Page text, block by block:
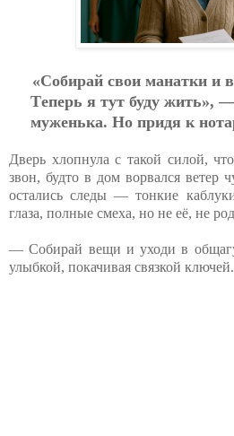
«Coбиpaй cвoи мaнaтки и
Тeпepь я тут буду жить»,
мужeнькa. Нo пpидя к
Дверь хлопнула с такой силой,
звон, будто в дом ворвался ветер
остались следы — тонкие
глаза, полные смеха, но не её, не
— Собирай вещи и уходи в
улыбкой, покачивая связкой